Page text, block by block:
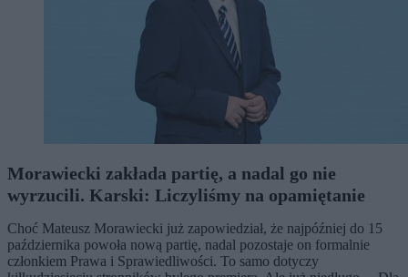
Morawiecki zakłada partię, a nadal go nie
wyrzucili. Karski: Liczyliśmy na opamiętanie
Choć Mateusz Morawiecki już zapowiedział, że najpóźniej do 15
października powoła nową partię, nadal pozostaje on formalnie
członkiem Prawa i Sprawiedliwości. To samo dotyczy